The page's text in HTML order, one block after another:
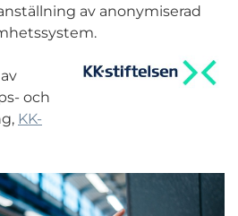
av anonymiserad
och
KK-